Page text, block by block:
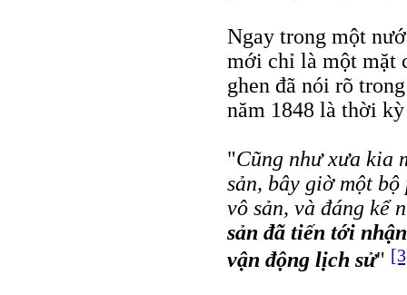
Ngay trong một
mới chỉ là một mặt
ghen đã nói rõ
năm 1848 là thời
"Cũng như xưa kia
sản, bây giờ một
vô sản, và đáng kể
sản đã tiến tới
vận động lịch sử"